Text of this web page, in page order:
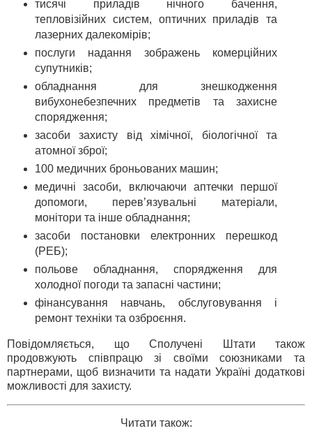
тисячі приладів нічного бачення,
тепловізійних систем, оптичних приладів та
лазерних далекомірів;
послуги надання зображень комерційних
супутників;
обладнання для знешкодження
вибухонебезпечних предметів та захисне
спорядження;
засоби захисту від хімічної, біологічної та
атомної зброї;
100 медичних броньованих машин;
медичні засоби, включаючи аптечки першої
допомоги, перев’язувальні матеріали,
монітори та інше обладнання;
засоби постановки електронних перешкод
(РЕБ);
польове обладнання, спорядження для
холодної погоди та запасні частини;
фінансування навчань, обслуговування і
ремонт техніки та озброєння.
Повідомляється, що Сполучені Штати також
продовжують співпрацю зі своїми союзниками та
партнерами, щоб визначити та надати Україні додаткові
можливості для захисту.
Читати також: